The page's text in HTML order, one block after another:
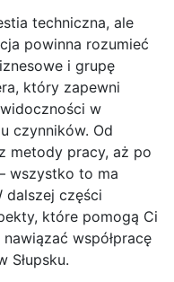
techniczna, ale
powinna rozumieć
i grupę
który zapewni
w
czynników. Od
metody pracy, aż po
wszystko to ma
dalszej części
które pomogą Ci
współpracę
Słupsku.